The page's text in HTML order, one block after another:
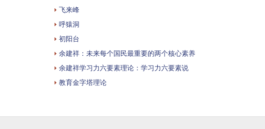
飞来峰
呼猿洞
初阳台
余建祥：未来每个国民最重要的两个核心素养
余建祥学习力六要素理论：学习力六要素说
教育金字塔理论